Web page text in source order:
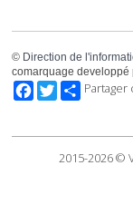
© Direction de
comarquage developpé
FacebookTwitterPartager
2015-2026 ©